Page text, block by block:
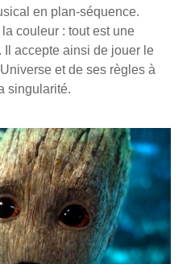
en plan-séquence.
couleur : tout est une
accepte ainsi de jouer le
et de ses règles à
singularité.